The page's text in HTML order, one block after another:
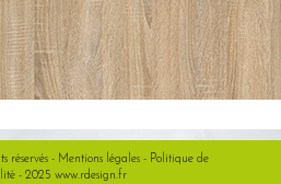
réservés - Mentions légales- Politique de
- 2025 www.rdesign.fr